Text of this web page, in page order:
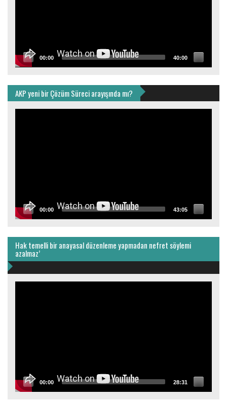
00:00 40:00
AKP yeni bir Çözüm Süreci arayışında mı?
00:00 43:05
Hak temelli bir anayasal düzenleme yapmadan nefret söylemi
azalmaz’
00:00 28:31